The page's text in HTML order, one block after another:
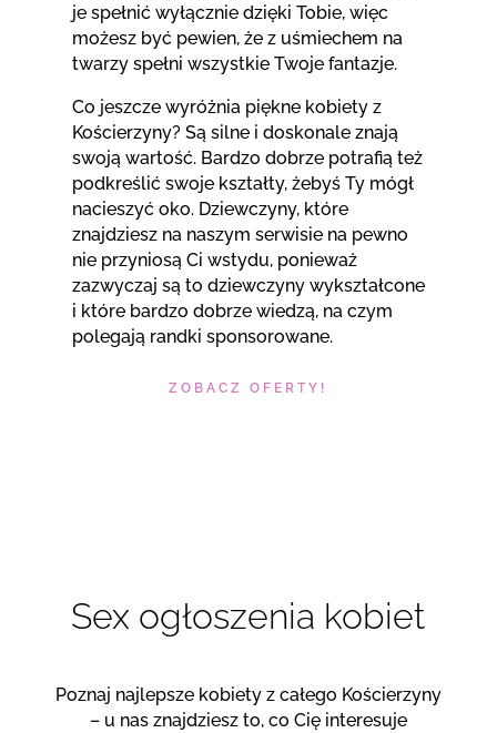
je spełnić wyłącznie dzięki Tobie, więc
możesz być pewien, że z uśmiechem na
twarzy spełni wszystkie Twoje fantazje.
Co jeszcze wyróżnia piękne kobiety z
Kościerzyny? Są silne i doskonale znają
swoją wartość. Bardzo dobrze potrafią też
podkreślić swoje kształty, żebyś Ty mógł
nacieszyć oko. Dziewczyny, które
znajdziesz na naszym serwisie na pewno
nie przyniosą Ci wstydu, ponieważ
zazwyczaj są to dziewczyny wykształcone
i które bardzo dobrze wiedzą, na czym
polegają randki sponsorowane.
ZOBACZ OFERTY!
Sex ogłoszenia kobiet
Poznaj najlepsze kobiety z całego Kościerzyny
– u nas znajdziesz to, co Cię interesuje